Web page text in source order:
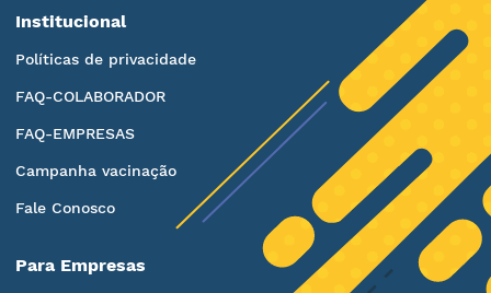
Institucional
Políticas de privacidade
FAQ-COLABORADOR
FAQ-EMPRESAS
Campanha vacinação
Fale Conosco
Para Empresas